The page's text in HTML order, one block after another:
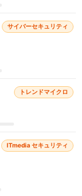
サイバーセキュリティ
トレンドマイクロ
ITmedia セキュリティ